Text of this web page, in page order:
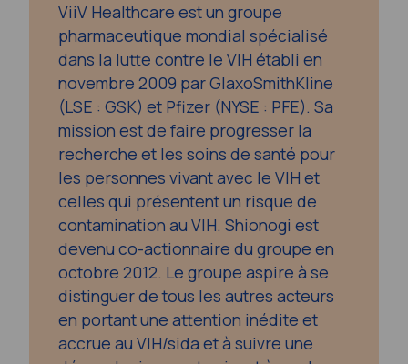
ViiV Healthcare est un groupe
pharmaceutique mondial spécialisé
dans la lutte contre le VIH établi en
novembre 2009 par GlaxoSmithKline
(LSE : GSK) et Pfizer (NYSE : PFE). Sa
mission est de faire progresser la
recherche et les soins de santé pour
les personnes vivant avec le VIH et
celles qui présentent un risque de
contamination au VIH. Shionogi est
devenu co-actionnaire du groupe en
octobre 2012. Le groupe aspire à se
distinguer de tous les autres acteurs
en portant une attention inédite et
accrue au VIH/sida et à suivre une